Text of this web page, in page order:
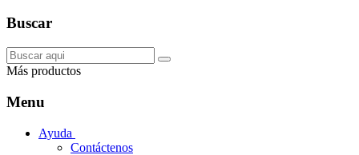
Buscar
Más productos
Menu
Ayuda
Contáctenos